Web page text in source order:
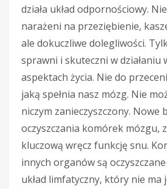
działa układ odpornościowy.
narażeni na przeziębienie,
ale dokuczliwe dolegliwości.
sprawni i skuteczni w działaniu
aspektach życia. Nie do
jaką spełnia nasz mózg. Nie
niczym zanieczyszczony. Nowe
oczyszczania komórek mózgu,
kluczową wręcz funkcję snu.
innych organów są
układ limfatyczny, który nie ma